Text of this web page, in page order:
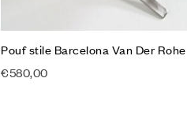
Pouf stile Barcelona Van Der Rohe
€580,00